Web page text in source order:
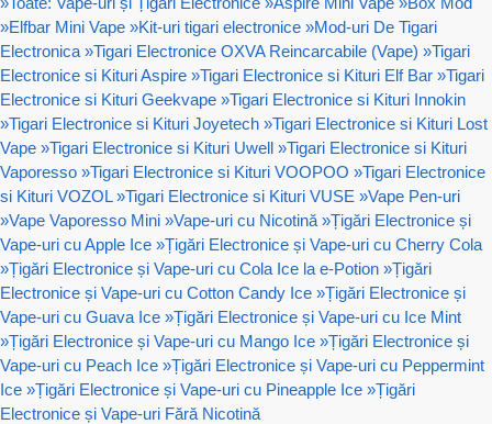
»Elfbar Mini Vape »Kit-uri tigari electronice »Mod-uri De Tigari
Electronica »Tigari Electronice OXVA Reincarcabile (Vape) »Tigari
Electronice si Kituri Aspire »Tigari Electronice si Kituri Elf Bar »Tigari
Electronice si Kituri Geekvape »Tigari Electronice si Kituri Innokin
»Tigari Electronice si Kituri Joyetech »Tigari Electronice si Kituri Lost
Vape »Tigari Electronice si Kituri Uwell »Tigari Electronice si Kituri
Vaporesso »Tigari Electronice si Kituri VOOPOO »Tigari Electronice
si Kituri VOZOL »Tigari Electronice si Kituri VUSE »Vape Pen-uri
»Vape Vaporesso Mini »Vape-uri cu Nicotină »Țigări Electronice și
Vape-uri cu Apple Ice »Țigări Electronice și Vape-uri cu Cherry Cola
»Țigări Electronice și Vape-uri cu Cola Ice la e-Potion »Țigări
Electronice și Vape-uri cu Cotton Candy Ice »Țigări Electronice și
Vape-uri cu Guava Ice »Țigări Electronice și Vape-uri cu Ice Mint
»Țigări Electronice și Vape-uri cu Mango Ice »Țigări Electronice și
Vape-uri cu Peach Ice »Țigări Electronice și Vape-uri cu Peppermint
Ice »Țigări Electronice și Vape-uri cu Pineapple Ice »Țigări
Electronice și Vape-uri Fără Nicotină